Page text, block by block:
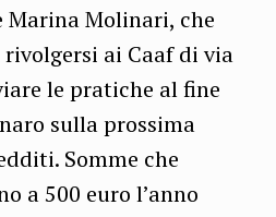
Marina Molinari, che
ai Caaf di via
le pratiche al fine
sulla prossima
Somme che
a 500 euro l’anno